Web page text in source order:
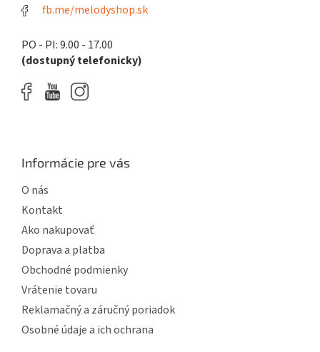
fb.me/melodyshop.sk
PO - PI: 9.00 - 17.00
(dostupný telefonicky)
Informácie pre vás
O nás
Kontakt
Ako nakupovať
Doprava a platba
Obchodné podmienky
Vrátenie tovaru
Reklamačný a záručný poriadok
Osobné údaje a ich ochrana